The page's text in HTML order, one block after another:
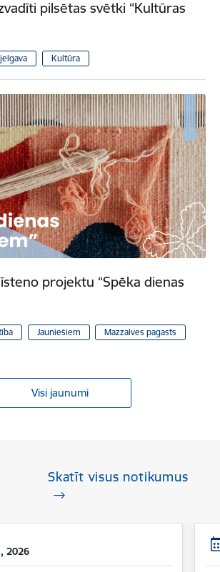
pilsētas svētki “Kultūras
Kultūra
projektu “Spēka dienas
Jauniešiem Mazzalves pagasts
Visi jaunumi
Skatīt visus notikumus
2026